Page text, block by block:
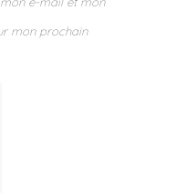
mon prochain